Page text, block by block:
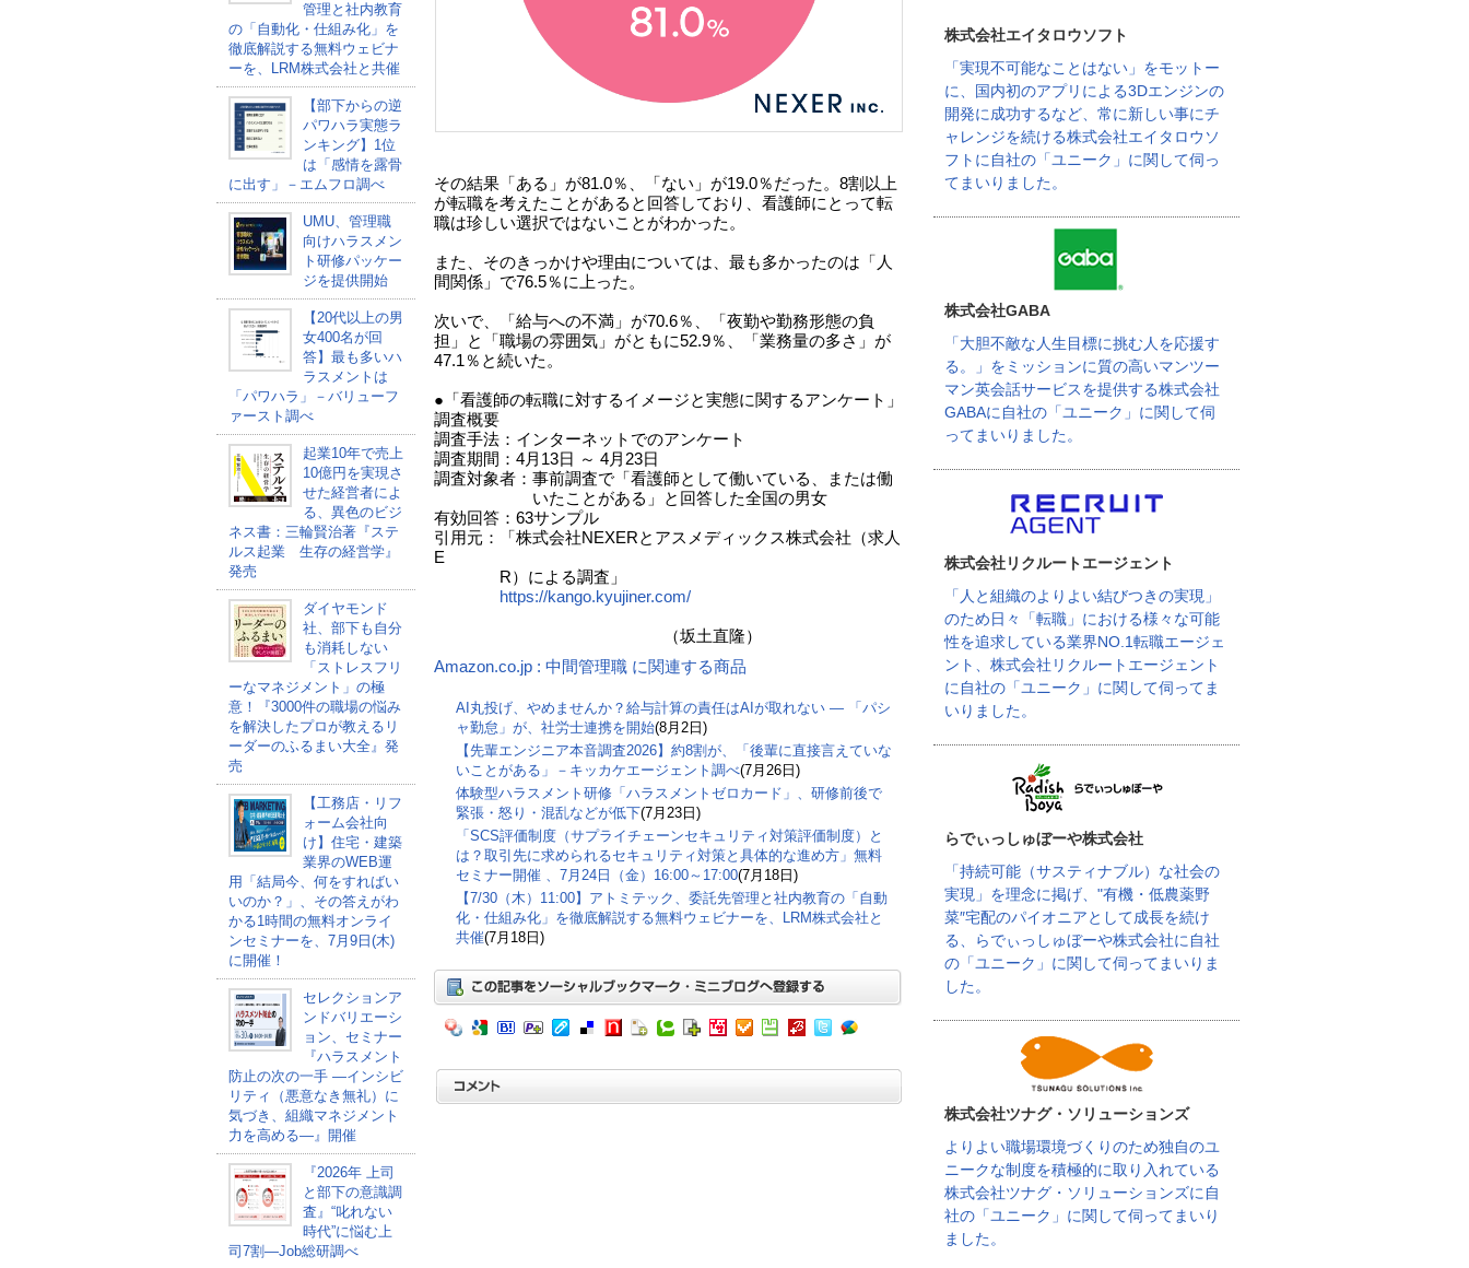
管理と社内教育
の「自動化・仕組み化」を
徹底解説する無料ウェビナ
ーを、LRM株式会社と共催
【部下からの逆
パワハラ実態ラ
ンキング】1位
は「感情を露骨
に出す」－エムフロ調べ
UMU、管理職
向けハラスメン
ト研修パッケー
ジを提供開始
【20代以上の男
女400名が回
答】最も多いハ
ラスメントは
「パワハラ」－バリューフ
ァースト調べ
起業10年で売上
10億円を実現さ
せた経営者によ
る、異色のビジ
ネス書：三輪賢治著『ステ
ルス起業 生存の経営学』
発売
ダイヤモンド
社、部下も自分
も消耗しない
「ストレスフリ
ーなマネジメント」の極
意！『3000件の職場の悩み
を解決したプロが教えるリ
ーダーのふるまい大全』発
売
【工務店・リフ
ォーム会社向
け】住宅・建築
業界のWEB運
用「結局今、何をすればい
いのか？」、その答えがわ
かる1時間の無料オンライ
ンセミナーを、7月9日(木)
に開催！
セレクションア
ンドバリエーシ
ョン、セミナー
『ハラスメント
防止の次の一手 ―インシビ
リティ（悪意なき無礼）に
気づき、組織マネジメント
力を高める―』開催
『2026年 上司
と部下の意識調
査』“叱れない
時代”に悩む上
司7割―Job総研調べ
その結果「ある」が81.0％、「ない」が19.0％だった。8割以上
が転職を考えたことがあると回答しており、看護師にとって転
職は珍しい選択ではないことがわかった。
また、そのきっかけや理由については、最も多かったのは「人
間関係」で76.5％に上った。
次いで、「給与への不満」が70.6％、「夜勤や勤務形態の負
担」と「職場の雰囲気」がともに52.9％、「業務量の多さ」が
47.1％と続いた。
●「看護師の転職に対するイメージと実態に関するアンケート」
調査概要
調査手法：インターネットでのアンケート
調査期間：4月13日 ～ 4月23日
調査対象者：事前調査で「看護師として働いている、または働
いたことがある」と回答した全国の男女
有効回答：63サンプル
引用元：「株式会社NEXERとアスメディックス株式会社（求人
E
R）による調査」
https://kango.kyujiner.com/
（坂土直隆）
Amazon.co.jp : 中間管理職 に関連する商品
AI丸投げ、やめませんか？給与計算の責任はAIが取れない ― 「パシ
ャ勤怠」が、社労士連携を開始(8月2日)
【先輩エンジニア本音調査2026】約8割が、「後輩に直接言えていな
いことがある」－キッカケエージェント調べ(7月26日)
体験型ハラスメント研修「ハラスメントゼロカード」、研修前後で
緊張・怒り・混乱などが低下(7月23日)
「SCS評価制度（サプライチェーンセキュリティ対策評価制度）と
は？取引先に求められるセキュリティ対策と具体的な進め方」無料
セミナー開催 、7月24日（金）16:00～17:00(7月18日)
【7/30（木）11:00】アトミテック、委託先管理と社内教育の「自動
化・仕組み化」を徹底解説する無料ウェビナーを、LRM株式会社と
共催(7月18日)
株式会社エイタロウソフト
「実現不可能なことはない」をモットー
に、国内初のアプリによる3Dエンジンの
開発に成功するなど、常に新しい事にチ
ャレンジを続ける株式会社エイタロウソ
フトに自社の「ユニーク」に関して伺っ
てまいりました。
株式会社GABA
「大胆不敵な人生目標に挑む人を応援す
る。」をミッションに質の高いマンツー
マン英会話サービスを提供する株式会社
GABAに自社の「ユニーク」に関して伺
ってまいりました。
株式会社リクルートエージェント
「人と組織のよりよい結びつきの実現」
のため日々「転職」における様々な可能
性を追求している業界NO.1転職エージェ
ント、株式会社リクルートエージェント
に自社の「ユニーク」に関して伺ってま
いりました。
らでぃっしゅぼーや株式会社
「持続可能（サスティナブル）な社会の
実現」を理念に掲げ、"有機・低農薬野
菜″宅配のパイオニアとして成長を続け
る、らでぃっしゅぼーや株式会社に自社
の「ユニーク」に関して伺ってまいりま
した。
株式会社ツナグ・ソリューションズ
よりよい職場環境づくりのため独自のユ
ニークな制度を積極的に取り入れている
株式会社ツナグ・ソリューションズに自
社の「ユニーク」に関して伺ってまいり
ました。